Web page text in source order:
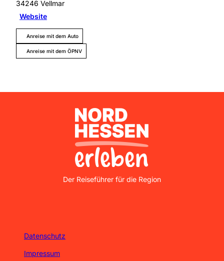
34246 Vellmar
Website
Anreise mit dem Auto
Anreise mit dem ÖPNV
Nordhessen Erleben
Der Reiseführer für die Region
Datenschutz
Impressum